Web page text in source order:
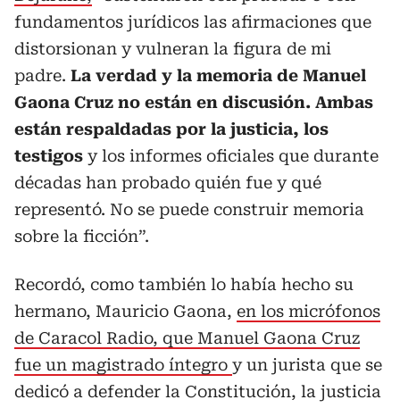
fundamentos jurídicos las afirmaciones que
distorsionan y vulneran la figura de mi
padre. La verdad y la memoria de Manuel
Gaona Cruz no están en discusión. Ambas
están respaldadas por la justicia, los
testigos y los informes oficiales que durante
décadas han probado quién fue y qué
representó. No se puede construir memoria
sobre la ficción”.
Recordó, como también lo había hecho su
hermano, Mauricio Gaona, en los micrófonos
de Caracol Radio, que Manuel Gaona Cruz
fue un magistrado íntegro y un jurista que se
dedicó a defender la Constitución, la justicia